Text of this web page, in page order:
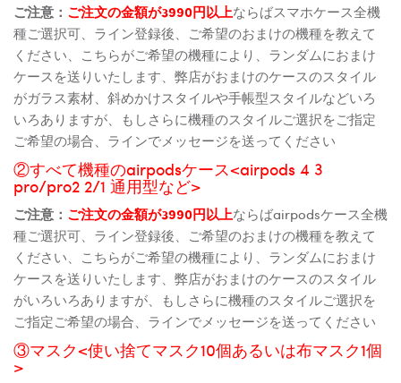
ご注意： ご注文の金額が3990円以上ならばスマホケース全機
種ご選択可、ライン登録後、ご希望のおまけの機種を教えて
ください、こちらがご希望の機種により、ランダムにおまけ
ケースを送りいたします、弊店がおまけのケースのスタイル
がガラス素材、斜めかけスタイルや手帳型スタイルなどいろ
いろありますが、もしさらに機種のスタイルご選択をご指定
ご希望の場合、ラインでメッセージを送ってください
②すべて機種のairpodsケース<airpods 4 3
pro/pro2 2/1 通用型など>
ご注意： ご注文の金額が3990円以上ならばairpodsケース全機
種ご選択可、ライン登録後、ご希望のおまけの機種を教えて
ください、こちらがご希望の機種により、ランダムにおまけ
ケースを送りいたします、弊店がおまけのケースのスタイル
がいろいろありますが、もしさらに機種のスタイルご選択を
ご指定ご希望の場合、ラインでメッセージを送ってください
③マスク<使い捨てマスク10個あるいは布マスク1個
>